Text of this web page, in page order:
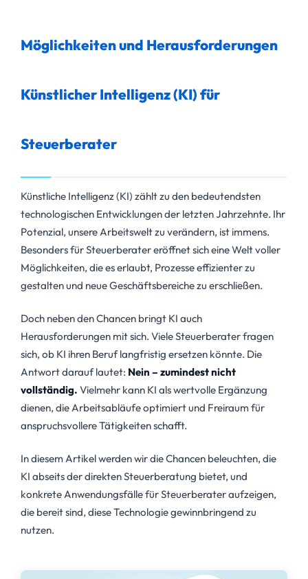
Möglichkeiten und Herausforderungen
Künstlicher Intelligenz (KI) für
Steuerberater
Künstliche Intelligenz (KI) zählt zu den bedeutendsten
technologischen Entwicklungen der letzten Jahrzehnte. Ihr
Potenzial, unsere Arbeitswelt zu verändern, ist immens.
Besonders für Steuerberater eröffnet sich eine Welt voller
Möglichkeiten, die es erlaubt, Prozesse effizienter zu
gestalten und neue Geschäftsbereiche zu erschließen.
Doch neben den Chancen bringt KI auch
Herausforderungen mit sich. Viele Steuerberater fragen
sich, ob KI ihren Beruf langfristig ersetzen könnte. Die
Antwort darauf lautet: Nein – zumindest nicht
vollständig. Vielmehr kann KI als wertvolle Ergänzung
dienen, die Arbeitsabläufe optimiert und Freiraum für
anspruchsvollere Tätigkeiten schafft.
In diesem Artikel werden wir die Chancen beleuchten, die
KI abseits der direkten Steuerberatung bietet, und
konkrete Anwendungsfälle für Steuerberater aufzeigen,
die bereit sind, diese Technologie gewinnbringend zu
nutzen.